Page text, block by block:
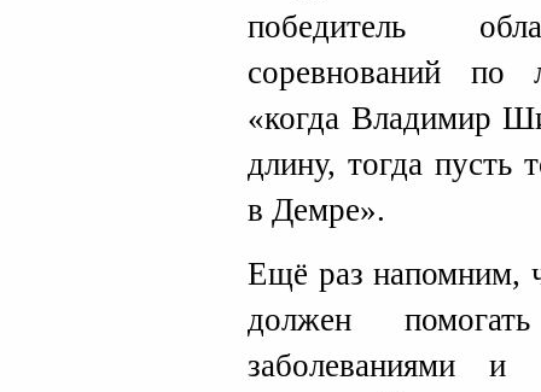
победитель
соревнований по
«когда Владимир
длину, тогда пусть
в Демре».
Ещё раз напомним,
должен
заболеваниями